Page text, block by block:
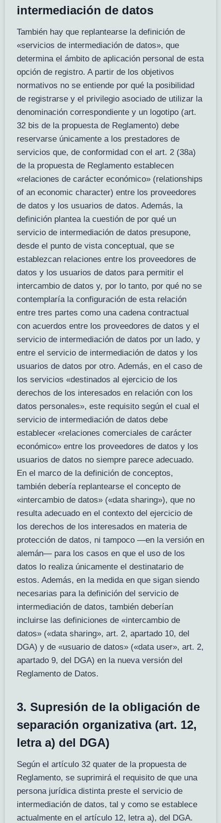
intermediación de datos
También hay que replantearse la definición de
«servicios de intermediación de datos», que
determina el ámbito de aplicación personal de esta
opción de registro. A partir de los objetivos
normativos no se entiende por qué la posibilidad
de registrarse y el privilegio asociado de utilizar la
denominación correspondiente y un logotipo (art.
32 bis de la propuesta de Reglamento) debe
reservarse únicamente a los prestadores de
servicios que, de conformidad con el art. 2 (38a)
de la propuesta de Reglamento establecen
«relaciones de carácter económico» (relationships
of an economic character) entre los proveedores
de datos y los usuarios de datos. Además, la
definición plantea la cuestión de por qué un
servicio de intermediación de datos presupone,
desde el punto de vista conceptual, que se
establezcan relaciones entre los proveedores de
datos y los usuarios de datos para permitir el
intercambio de datos y, por lo tanto, por qué no se
contemplaría la configuración de esta relación
entre tres partes como una cadena contractual
con acuerdos entre los proveedores de datos y el
servicio de intermediación de datos por un lado, y
entre el servicio de intermediación de datos y los
usuarios de datos por otro. Además, en el caso de
los servicios «destinados al ejercicio de los
derechos de los interesados en relación con los
datos personales», este requisito según el cual el
servicio de intermediación de datos debe
establecer «relaciones comerciales de carácter
económico» entre los proveedores de datos y los
usuarios de datos no siempre parece adecuado.
En el marco de la definición de conceptos,
también debería replantearse el concepto de
«intercambio de datos» («data sharing»), que no
resulta adecuado en el contexto del ejercicio de
los derechos de los interesados en materia de
protección de datos, ni tampoco —en la versión en
alemán— para los casos en que el uso de los
datos lo realiza únicamente el destinatario de
estos. Además, en la medida en que sigan siendo
necesarias para la definición del servicio de
intermediación de datos, también deberían
incluirse las definiciones de «intercambio de
datos» («data sharing», art. 2, apartado 10, del
DGA) y de «usuario de datos» («data user», art. 2,
apartado 9, del DGA) en la nueva versión del
Reglamento de Datos.
3. Supresión de la obligación de
separación organizativa (art. 12,
letra a) del DGA)
Según el artículo 32 quater de la propuesta de
Reglamento, se suprimirá el requisito de que una
persona jurídica distinta preste el servicio de
intermediación de datos, tal y como se establece
actualmente en el artículo 12, letra a), del DGA.